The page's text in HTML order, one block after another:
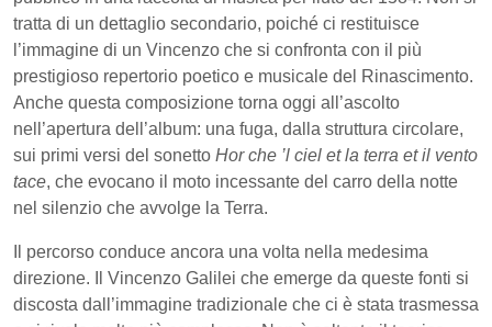
tratta di un dettaglio secondario, poiché ci restituisce
l’immagine di un Vincenzo che si confronta con il più
prestigioso repertorio poetico e musicale del Rinascimento.
Anche questa composizione torna oggi all’ascolto
nell’apertura dell’album: una fuga, dalla struttura circolare,
sui primi versi del sonetto Hor che ’l ciel et la terra et il vento
tace, che evocano il moto incessante del carro della notte
nel silenzio che avvolge la Terra.
Il percorso conduce ancora una volta nella medesima
direzione. Il Vincenzo Galilei che emerge da queste fonti si
discosta dall’immagine tradizionale che ci è stata trasmessa